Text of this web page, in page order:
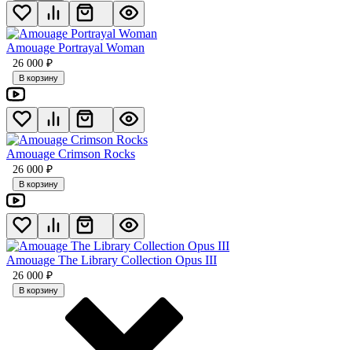
Amouage Portrayal Woman
26 000 ₽
В корзину
Amouage Crimson Rocks
26 000 ₽
В корзину
Amouage The Library Collection Opus III
26 000 ₽
В корзину